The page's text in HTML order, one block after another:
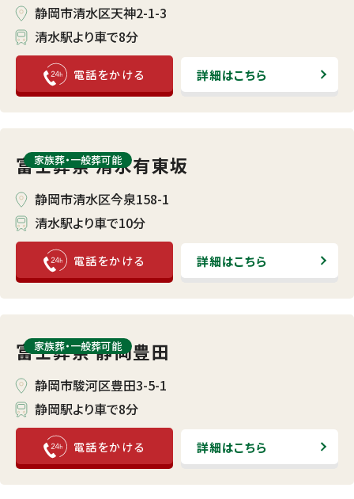
静岡市清水区天神2-1-3
清水駅より車で8分
詳細はこちら
富士葬祭 清水有東坂
家族葬・⼀般葬可能
静岡市清水区今泉158-1
清水駅より車で10分
詳細はこちら
富士葬祭 静岡豊田
家族葬・⼀般葬可能
静岡市駿河区豊田3-5-1
静岡駅より車で8分
詳細はこちら